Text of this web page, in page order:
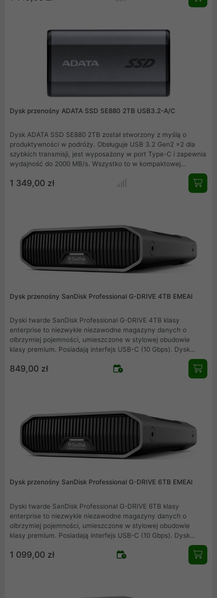
niezawodnym rozwiązaniem do tworzenia kopii zapasowych
nieporęcznymi nośnikami, wybierając wygodę i wydajność
przechowywania, jakie oferuje zewnętrzny dysk SSD XS1000
Dysk przenośny ADATA SSD SE880 2TB USB3.2-A/C
Dysk ADATA SSD SE880 2TB został stworzony z myślą o
produktywności w podróży. Obsługuje USB 3.2 Gen2 x2 dla
szybkich transmisji, jest wyposażony w port Type-C i zapewnia
wydajność do 2000 MB/s. Wszystko to w kompaktowej
obudowie o pojemności zaledwie 28 cm3, czyli mniejszej niż
etui na słuchawki Airpods. Te cechy sprawiają, że jest to
1 349,00 zł
Dysk przenośny SanDisk Professional G-DRIVE 4TB EMEAI
Dyski twarde SanDisk Professional G-DRIVE 4TB klasy
enterprise to niezwykle niezawodne magazyny danych o
olbrzymiej pojemności, umieszczone w stylowej obudowie
klasy premium. Posiadają interfejs USB-C (10 Gbps). Dysk
Ultrastar 7200 obr./min odznacza się niezwykłą wydajnością do
250 MB/s odczytu i 250 MB/s zapisu. Jest idealny do szybkiego
tworzenia kopii zapasowych i zapewnia dostęp do Twoich
w uchwyty umożliwiające podłączanie do wózków filmowych,
płyt montażowych lub innych sprzętów wymaganych podczas
849,00 zł
Dysk przenośny SanDisk Professional G-DRIVE 6TB EMEAI
Dyski twarde SanDisk Professional G-DRIVE 6TB klasy
enterprise to niezwykle niezawodne magazyny danych o
olbrzymiej pojemności, umieszczone w stylowej obudowie
klasy premium. Posiadają interfejs USB-C (10 Gbps). Dysk
Ultrastar 7200 obr./min odznacza się niezwykłą wydajnością do
250 MB/s odczytu i 250 MB/s zapisu. Jest idealny do szybkiego
tworzenia kopii zapasowych i zapewnia dostęp do Twoich
1 099,00 zł